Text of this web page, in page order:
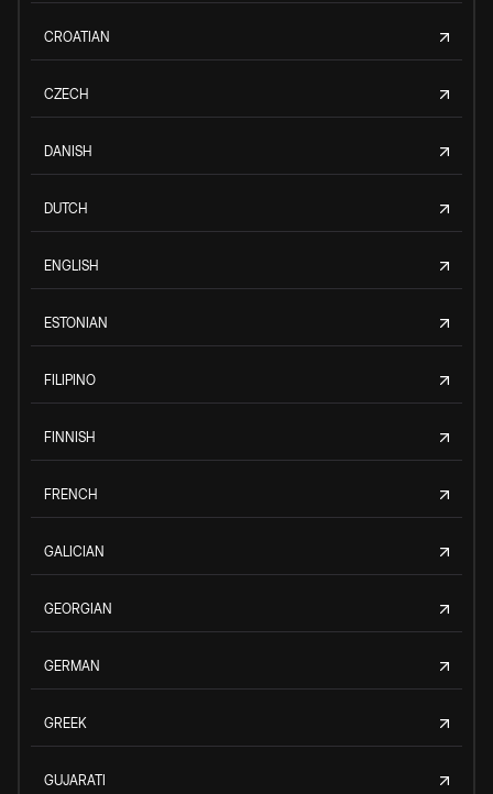
CROATIAN
CZECH
DANISH
DUTCH
ENGLISH
ESTONIAN
FILIPINO
FINNISH
FRENCH
GALICIAN
GEORGIAN
GERMAN
GREEK
GUJARATI